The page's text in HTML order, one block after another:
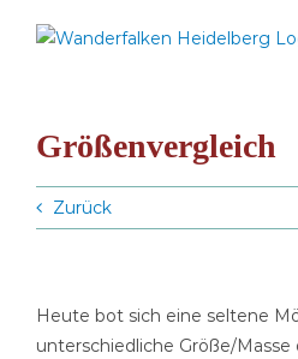
Inhalt
Größenvergleich
Zurück
Heute bot sich eine seltene
unterschiedliche Größe/Masse